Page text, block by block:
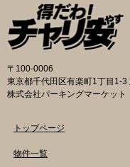
〒100-0006
東京都千代田区有楽町1丁目1-3
株式会社パーキングマーケット
トップページ
物件一覧